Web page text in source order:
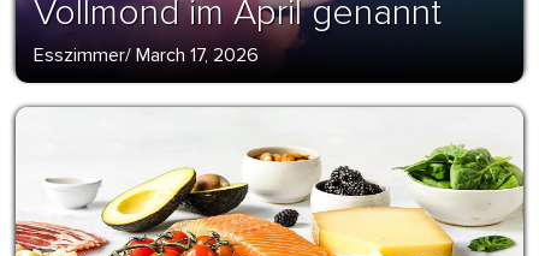
Vollmond im April genannt
Esszimmer/ March 17, 2026